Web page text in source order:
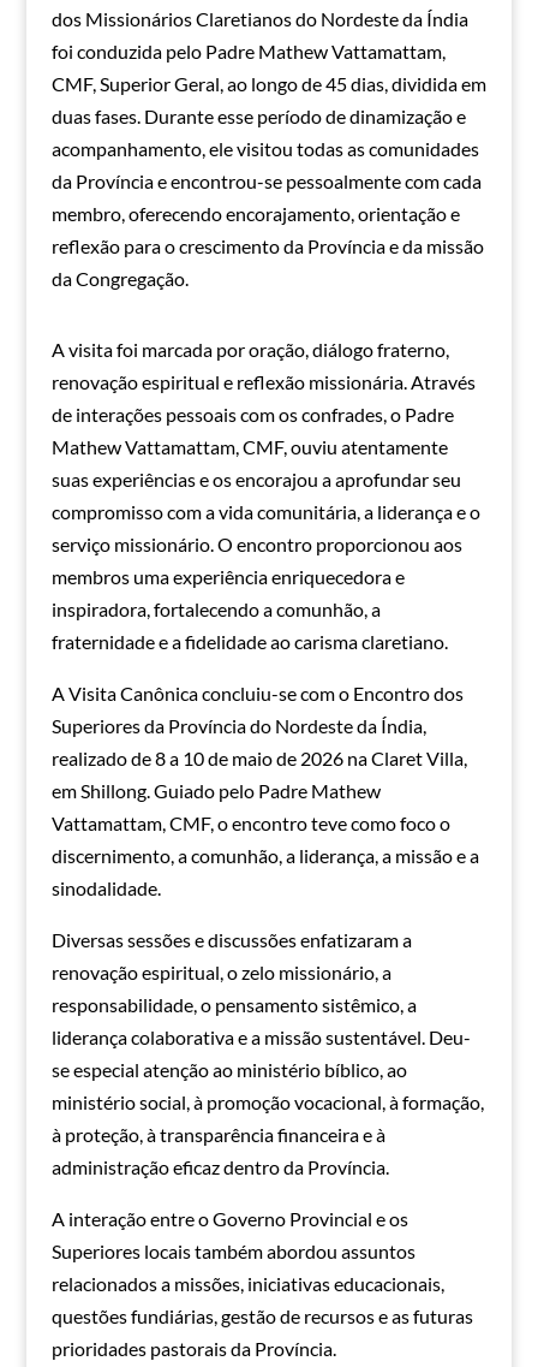
dos Missionários Claretianos do Nordeste da Índia
foi conduzida pelo Padre Mathew Vattamattam,
CMF, Superior Geral, ao longo de 45 dias, dividida em
duas fases. Durante esse período de dinamização e
acompanhamento, ele visitou todas as comunidades
da Província e encontrou-se pessoalmente com cada
membro, oferecendo encorajamento, orientação e
reflexão para o crescimento da Província e da missão
da Congregação.
A visita foi marcada por oração, diálogo fraterno,
renovação espiritual e reflexão missionária. Através
de interações pessoais com os confrades, o Padre
Mathew Vattamattam, CMF, ouviu atentamente
suas experiências e os encorajou a aprofundar seu
compromisso com a vida comunitária, a liderança e o
serviço missionário. O encontro proporcionou aos
membros uma experiência enriquecedora e
inspiradora, fortalecendo a comunhão, a
fraternidade e a fidelidade ao carisma claretiano.
A Visita Canônica concluiu-se com o Encontro dos
Superiores da Província do Nordeste da Índia,
realizado de 8 a 10 de maio de 2026 na Claret Villa,
em Shillong. Guiado pelo Padre Mathew
Vattamattam, CMF, o encontro teve como foco o
discernimento, a comunhão, a liderança, a missão e a
sinodalidade.
Diversas sessões e discussões enfatizaram a
renovação espiritual, o zelo missionário, a
responsabilidade, o pensamento sistêmico, a
liderança colaborativa e a missão sustentável. Deu-
se especial atenção ao ministério bíblico, ao
ministério social, à promoção vocacional, à formação,
à proteção, à transparência financeira e à
administração eficaz dentro da Província.
A interação entre o Governo Provincial e os
Superiores locais também abordou assuntos
relacionados a missões, iniciativas educacionais,
questões fundiárias, gestão de recursos e as futuras
prioridades pastorais da Província.